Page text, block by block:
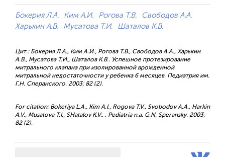
Бокерия Л.А. Ким А.И. Рогова Т.В.
Свободов А.А.
Харькин А.В.
Мусатова Т.И. Шаталов К.В.
Цит.: Бокерия Л.А., Ким А.И., Рогова Т.В., Свободов А.А., Харькин
А.В., Мусатова Т.И., Шаталов К.В.. Успешное протезирование
митрального клапана при изолированной врожденной
митральной недостаточности у ребенка 6 месяцев. Педиатрия им.
Г.Н. Сперанского. 2003; 82 (2).
For citation: Bokeriya L.A., Kim A.I., Rogova T.V., Svobodov A.A., Harkin
A.V., Musatova T.I., SHatalov K.V.. . Pediatria n.a. G.N. Speransky. 2003;
82 (2).